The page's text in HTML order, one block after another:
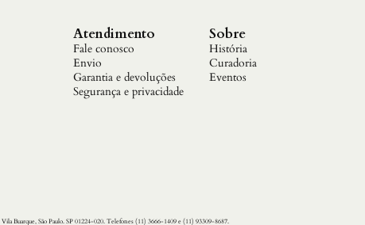
Atendimento
Fale conosco
Envio
Garantia e devoluções
Segurança e privacidade
Sobre
História
Curadoria
Eventos
Buarque, São Paulo. SP 01224-020. Telefones (11) 3666-1409 e (11) 93309-8687.